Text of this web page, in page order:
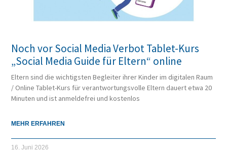
Noch vor Social Media Verbot Tablet-Kurs
„Social Media Guide für Eltern“ online
Eltern sind die wichtigsten Begleiter ihrer Kinder im digitalen Raum
/ Online Tablet-Kurs für verantwortungsvolle Eltern dauert etwa 20
Minuten und ist anmeldefrei und kostenlos
MEHR ERFAHREN
16. Juni 2026